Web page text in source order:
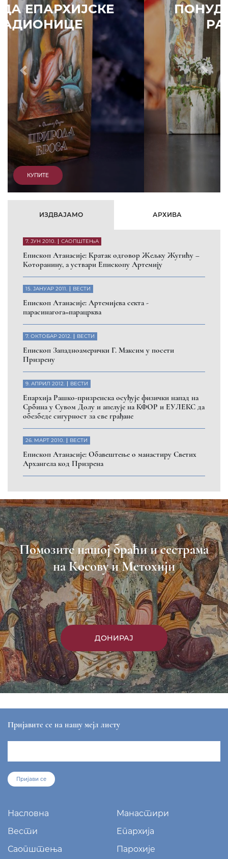
ПОНУДА ЕПАРХИЈСКЕ
РАДИОНИЦЕ
Prethodni
ИЗДВАЈАМО АРХИВА
7. ЈУН 2010. САОПШТЕЊА
Eпископ Атанасије: Кратак одговор Жељку Жугићу –
Которанину, а уствари Епископу Артемију
15. ЈАНУАР 2011. ВЕСТИ
Eпископ Атанасије: Артемијева секта -
парасинагога=парацрква
7. ОКТОБАР 2012. ВЕСТИ
Eпископ Западноамерички Г. Максим у посети
Призрену
9. АПРИЛ 2012. ВЕСТИ
Eпархија Рашко-призренска осуђује физички напад на
Србина у Сувом Долу и апелује на КФОР и ЕУЛЕКС да
обезбеде сигурност за све грађане
26. МАРТ 2010. ВЕСТИ
Eпископ Атанасије: Обавештење о манастиру Светих
Архангела код Призрена
Помозите нашој браћи и сестрама
на Косову и Метохији
ДОНИРАЈ
Пријавите се на нашу мејл листу
Пријави се
Насловна
Манастири
Вести
Епархија
Саопштења
Парохије